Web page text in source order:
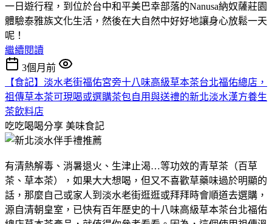
一日遊行程，到位於台中和平美巴幸部落的Nanusa納奴薩莊園
體驗泰雅族文化生活，然後在大自然中好好地讓身心放鬆一天
呢！
繼續閱讀
3個月前
【食記】淡水老街福佑宮旁十八味高級草本茶台北福佑總店，
祖傳草本茶可現喝或選購茶包自用與送禮的新北淡水漢方養生
茶飲料店
吃吃喝喝分享 美味食記
有清熱解毒、消暑退火、生津止渴…等功效的青草茶（百草
茶、草本茶），如果大大想喝，但又不喜歡草藥味過於明顯的
話，那麼自己或家人到淡水老街逛逛或拜拜時會順道去選購，
源自清朝皇室，已快有百年歷史的十八味高級草本茶台北福佑